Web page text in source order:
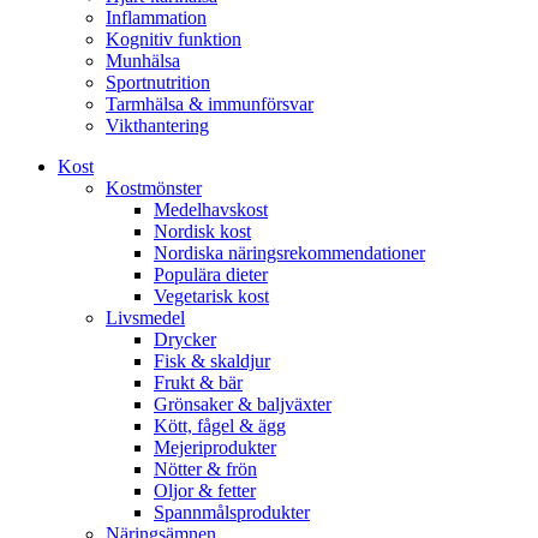
Inflammation
Kognitiv funktion
Munhälsa
Sportnutrition
Tarmhälsa & immunförsvar
Vikthantering
Kost
Kostmönster
Medelhavskost
Nordisk kost
Nordiska näringsrekommendationer
Populära dieter
Vegetarisk kost
Livsmedel
Drycker
Fisk & skaldjur
Frukt & bär
Grönsaker & baljväxter
Kött, fågel & ägg
Mejeriprodukter
Nötter & frön
Oljor & fetter
Spannmålsprodukter
Näringsämnen